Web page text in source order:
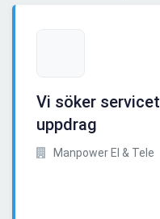
Vi söker
uppdrag
Manpower El & Tele